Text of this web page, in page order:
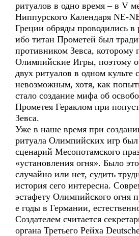
ритуалов в одно время – в V
Ниппурского Календаря NE-
Греции обряды проводились в
ибо титан Прометей был
противником Зевса, которому
Олимпийские Игры, поэтому
двух ритуалов в одном культе
невозможным, хотя, как
стало создание мифа об
Прометея Гераклом при
Зевса.
Уже в наше время при
ритуала Олимпийских игр
сценарий Месопотамского
«установления огня». Было
случайно или нет, судить
история сего интересна.
эстафету Олимпийского огня
е годы в Германии,
Создателем считается
органа Третьего Рейха